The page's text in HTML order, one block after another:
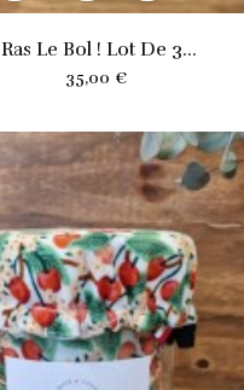
Ras Le Bol ! Lot De 3...
Prix
35,00 €